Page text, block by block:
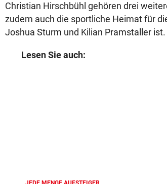
Christian Hirschbühl gehören drei
zudem auch die sportliche Heimat für
Joshua Sturm und Kilian Pramstaller ist.
Lesen Sie auch: